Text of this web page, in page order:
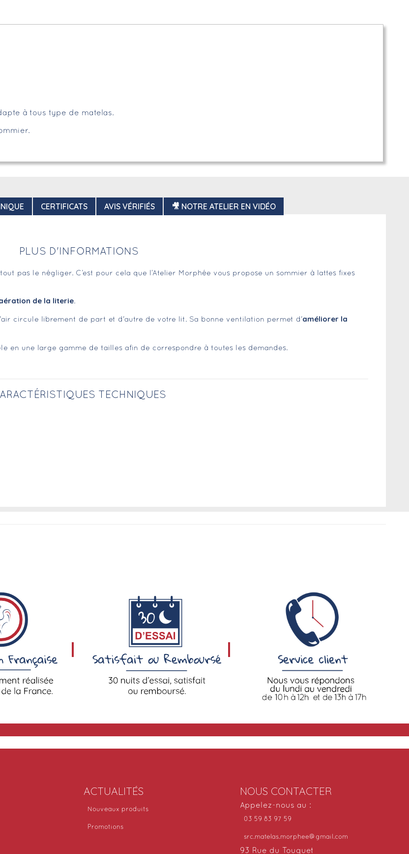
à tous type de matelas.
CERTIFICATS AVIS VÉRIFIÉS 🎥 NOTRE ATELIER EN VIDÉO
PLUS D'INFORMATIONS
pas le négliger. C’est pour cela que l’Atelier Morphée vous propose un sommier à lattes fixes
de la literie.
circule librement de part et d'autre de votre lit. Sa bonne ventilation permet d'améliorer la
en une large gamme de tailles afin de correspondre à toutes les demandes.
TECHNIQUES
ACTUALITÉS
Nouveaux produits
Promotions
NOUS CONTACTER
Appelez-nous au :
03 59 83 97 59
src.matelas.morphee@gmail.com
93 Rue du Touquet